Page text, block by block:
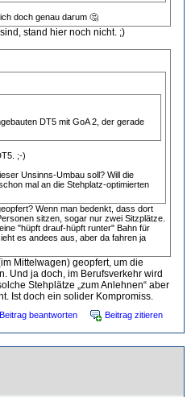
doch genau darum 🤔
stand hier noch nicht. ;)
DT5 mit GoA 2, der gerade
;-)
Unsinns-Umbau soll? Will die
mal an die Stehplatz-optimierten
Wenn man bedenkt, dass dort
sitzen, sogar nur zwei Sitzplätze.
"hüpft drauf-hüpft runter" Bahn für
es andees aus, aber da fahren ja
Mittelwagen) geopfert, um die
Und ja doch, im Berufsverkehr wird
Stehplätze „zum Anlehnen“ aber
Ist doch ein solider Kompromiss.
Beitrag beantworten Beitrag zitieren